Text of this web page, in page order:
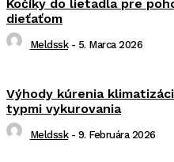
Kočíky do lietadla pre
dieťaťom
Meldssk - 5. Marca 2026
Výhody kúrenia
typmi vykurovania
Meldssk - 9. Februára 2026